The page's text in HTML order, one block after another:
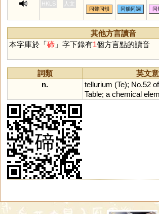
HKLS
人文
同聲同韻 同韻同調 同
其他方言讀音
本字庫於「 碲」字下錄有1個方言點的讀音
詞類
英文
n.
tellurium (Te); No.52 of
Table; a chemical